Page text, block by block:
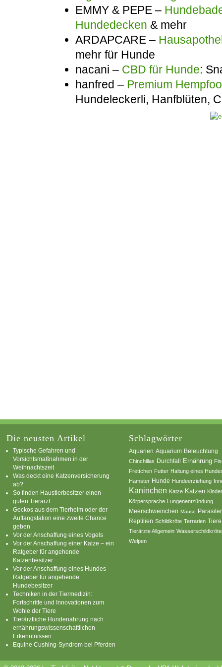
EMMY & PEPE –
Hundedecken & mehr
ARDAPCARE –
mehr für Hunde
nacani – CBD für Hunde:
hanfred – Premium
Hundeleckerli, Hanfblüten,
Die neusten Artikel
Typische Gefahren und
Vorsichtsmaßnahmen in der
Weihnachtszeit
Was deckt eine Katzenversicherung
ab?
So finden Haustierbesitzer einen
guten Tierarzt
Geckos aus dem Tierheim oder der
Auffangstation eine zweite Chance
geben
Vor der Anschaffung eines Vogels
Vor der Anschaffung einer Katze – ein
Ratgeber für angehende
Katzenbesitzer
Vor der Anschaffung eines Hundes –
Ratgeber für angehende
Hundebesitzer
Techniken in der Tiermedizin:
Fortschritte und Innovationen zum
Wohle der Tiere
Tierärztliche Hundenahrung nach
ernährungswissenschaftlichen
Erkenntnissen
Equine Cushing-Syndrom bei Pferden
Schlagwörter
Aquarien Aquarium Beleuchtung
Chinchillas Durchfall Ernährung
Frettchen Futter Haltung eines
Hamster Hunde Hundeerziehung
Kaninchen Katze Katzen
Körpersprache
Lungenentzündung
Meerschweinchen Mäuse
Reptilien Schildkröte Terrarien Tiere
Tierärzte Allgemein
Welpen